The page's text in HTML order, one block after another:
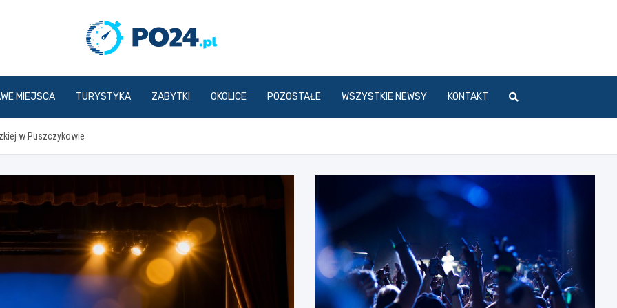
MIEJSCA TURYSTYKA ZABYTKI OKOLICE POZOSTAŁE WSZYSTKIE NEWSY KONTAKT
w Puszczykowie